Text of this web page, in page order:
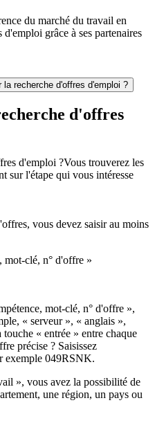
du marché du travail en
grâce à ses partenaires
recherche d'offres d'emploi ?
d'offres
d'emploi ?Vous trouverez les
sur l'étape qui vous intéresse
vous devez saisir au moins
mot-clé, n° d'offre »
mot-clé, n° d'offre »,
« serveur », « anglais »,
« entrée » entre chaque
précise ? Saisissez
exemple 049RSNK.
», vous avez la possibilité de
une région, un pays ou